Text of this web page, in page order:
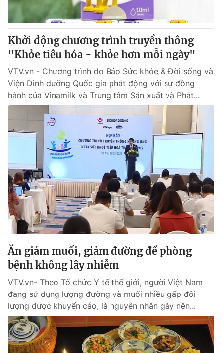
Cơ quan báo chí:
Thời báo VTV
Giấy phép hoạt động báo in và báo điện tử số 483/GP-BTTTT
cấp ngày 29/12/2023
Tổng Biên tập:Vũ Thanh Thủy
Phó Tổng Biên tập:Nguyễn Thị Mỹ Hạnh, Phạm Quốc Thắng,
Tổng đài VTV:024.38 355 931 - 024.38 355 932
Ðiện thoại Thời báo VTV: 024.66 897 897
Email:toasoan@vtv.vn
Liên hệ quảng cáo:
024-7300.7108
® Cấm sao chép dưới mọi hình thức nếu không có sự chấp
thuận bằng văn bản. Ghi rõ nguồn VTV.vn khi phát hành lại
thông tin từ website này.
Khởi động chương trình truyền thông
"Khỏe tiêu hóa - khỏe hơn mỗi ngày"
VTV.vn - Chương trình do Báo Sức khỏe & Đời sống và
Viện Dinh dưỡng Quốc gia phát động với sự đồng
hành của Vinamilk và Trung tâm Sản xuất và Phát...
Ăn giảm muối, giảm đường để phòng
bệnh không lây nhiễm
VTV.vn- Theo Tổ chức Y tế thế giới, người Việt Nam
đang sử dụng lượng đường và muối nhiều gấp đôi
lượng được khuyến cáo, là nguyên nhân gây nên...